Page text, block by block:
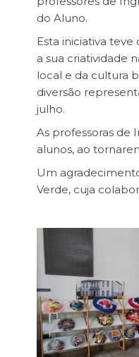
do Aluno.
Esta iniciativa
a sua criatividade
local e da cultura
diversão
julho.
As professoras de
alunos, ao
Um
Verde, cuja